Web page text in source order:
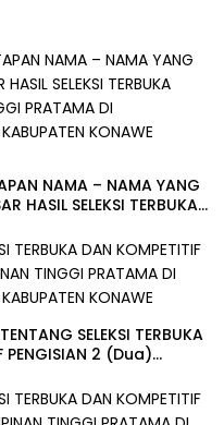
NAMA – NAMA YANG
HASIL SELEKSI TERBUKA
KABUPATEN KONAWE
SELEKSI TERBUKA
PENGISIAN 2 (Dua)
DAERAH